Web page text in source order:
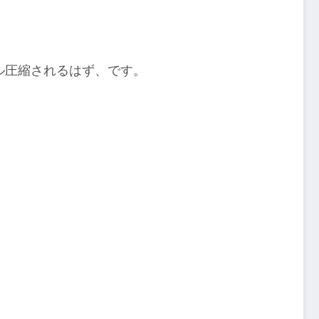
縮されるはず、です。